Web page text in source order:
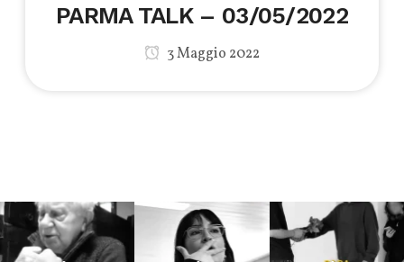
PARMA TALK – 03/05/2022
3 Maggio 2022
Lug 31
213 4
Lug 16
53 1
Lug 13
199 10